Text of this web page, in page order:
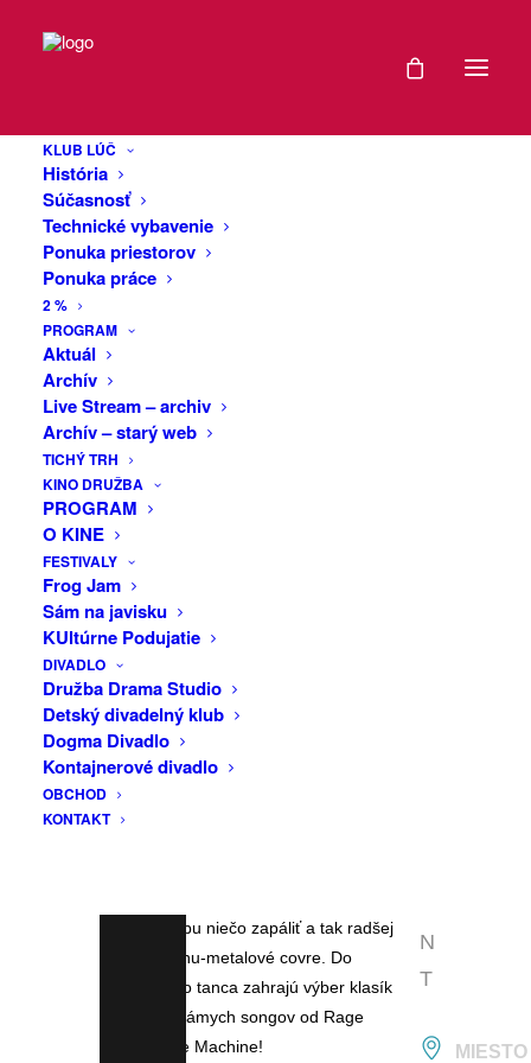
KLUB LÚČ
História
Súčasnosť
Technické vybavenie
Ponuka priestorov
Ponuka práce
2 %
PROGRAM
Aktuál
Archív
Live Stream – archiv
Archív – starý web
TICHÝ TRH
KINO DRUŽBA
PROGRAM
O KINE
FESTIVALY
Frog Jam
Sám na javisku
KUltúrne Podujatie
DIVADLO
Družba Drama Studio
Detský divadelný klub
Dogma Divadlo
Kontajnerové divadlo
OBCHOD
KONTAKT
XXVII.
Tradičný lokálpatriotný festival dobrej
hudby a nálady.
https://bandzone.cz/_86442?at=info
svoju potrebu niečo zapáliť a tak radšej
začali drtiť nu-metalové covre. Do
revolučného tanca zahrajú výber klasík
aj menej známych songov od Rage
Against The Machine!
DÁTUM
N
T
MIESTO